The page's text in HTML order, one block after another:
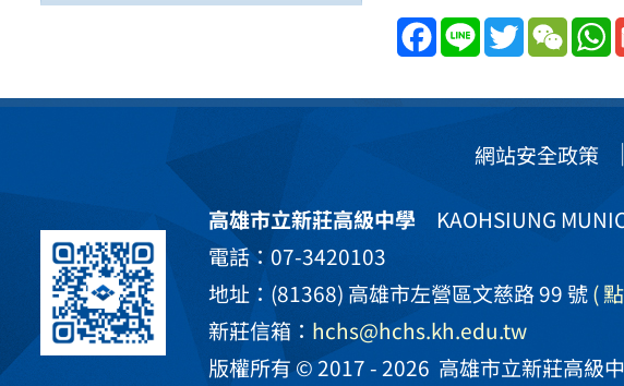
Facebook
Line Twitter
網站安全政策
高雄市立新莊高級中學KAOHSIUNG
電話：07-3420103
地址：(81368) 高雄市左營區文慈路 99 號(
新莊信箱： hchs@hchs.kh.edu.tw
版權所有 © 2017 - 2026 高雄市立新莊高級